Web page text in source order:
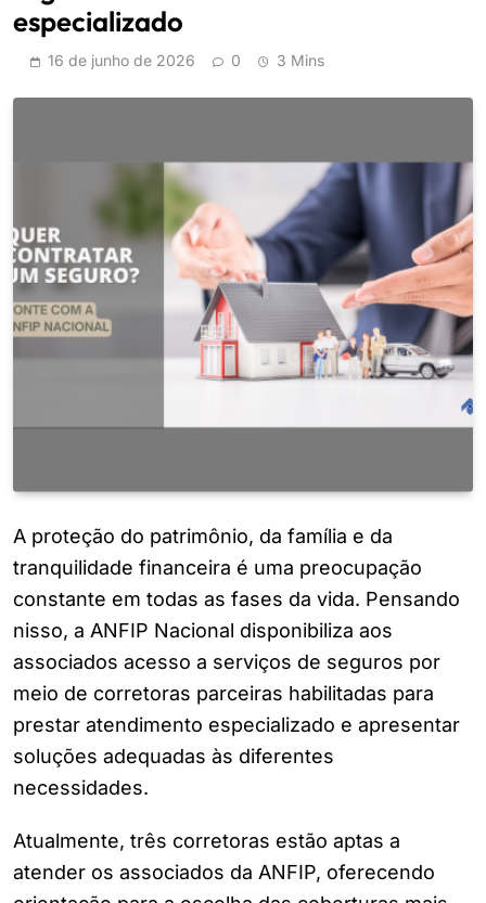
especializado
16 de junho de 2026 0 3 Mins
A proteção do patrimônio, da família e da
tranquilidade financeira é uma preocupação
constante em todas as fases da vida. Pensando
nisso, a ANFIP Nacional disponibiliza aos
associados acesso a serviços de seguros por
meio de corretoras parceiras habilitadas para
prestar atendimento especializado e apresentar
soluções adequadas às diferentes
necessidades.
Atualmente, três corretoras estão aptas a
atender os associados da ANFIP, oferecendo